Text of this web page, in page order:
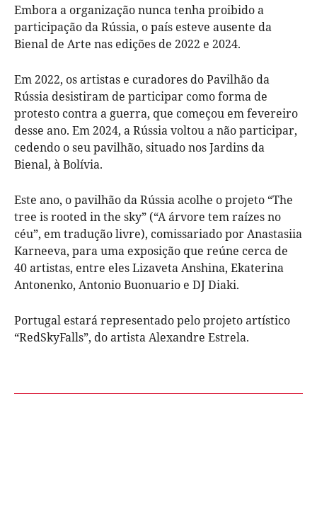
Embora a organização nunca tenha proibido a
participação da Rússia, o país esteve ausente da
Bienal de Arte nas edições de 2022 e 2024.
Em 2022, os artistas e curadores do Pavilhão da
Rússia desistiram de participar como forma de
protesto contra a guerra, que começou em fevereiro
desse ano. Em 2024, a Rússia voltou a não participar,
cedendo o seu pavilhão, situado nos Jardins da
Bienal, à Bolívia.
Este ano, o pavilhão da Rússia acolhe o projeto “The
tree is rooted in the sky” (“A árvore tem raízes no
céu”, em tradução livre), comissariado por Anastasiia
Karneeva, para uma exposição que reúne cerca de
40 artistas, entre eles Lizaveta Anshina, Ekaterina
Antonenko, Antonio Buonuario e DJ Diaki.
Portugal estará representado pelo projeto artístico
“RedSkyFalls”, do artista Alexandre Estrela.